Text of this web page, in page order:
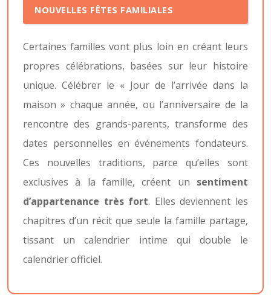
NOUVELLES FÊTES FAMILIALES
Certaines familles vont plus loin en créant leurs
propres célébrations, basées sur leur histoire
unique. Célébrer le « Jour de l’arrivée dans la
maison » chaque année, ou l’anniversaire de la
rencontre des grands-parents, transforme des
dates personnelles en événements fondateurs.
Ces nouvelles traditions, parce qu’elles sont
exclusives à la famille, créent un sentiment
d’appartenance très fort. Elles deviennent les
chapitres d’un récit que seule la famille partage,
tissant un calendrier intime qui double le
calendrier officiel.